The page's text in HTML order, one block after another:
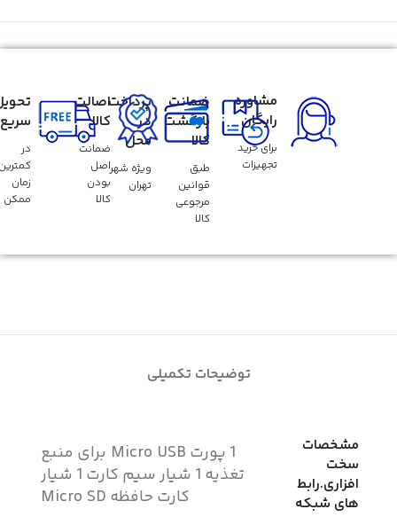
مشاوره
رایگان
برای خرید
تجهیزات
ضمانت
بازگشت
کالا
طبق
قوانین
مرجوعی
کالا
پرداخت
در
محل
ویژه شهر
تهران
اصالت
کالا
ضمانت
اصل
بودن
کالا
سریع
در
زمان
ممکن
توضیحات تکمیلی
مشخصات
سخت
افزاری.رابط
های شبکه
1 پورت Micro USB برای منبع
تغذیه 1 شیار سیم کارت 1 شیار
کارت حافظه Micro SD